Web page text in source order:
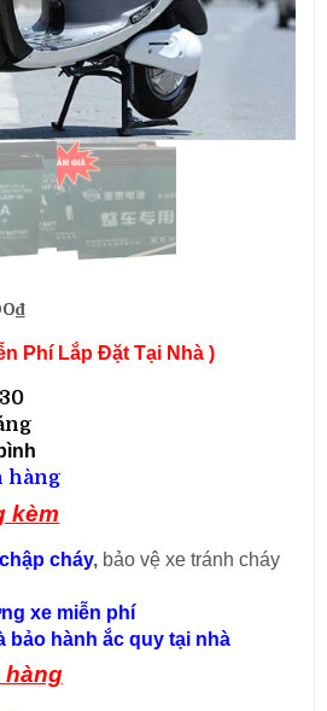
₫Giá
tại
Phí Lắp Đặt Tại Nhà )
hàng
kèm
cháy, bảo vệ xe tránh cháy
xe miễn phí
bảo hành ắc quy tại nhà
hàng